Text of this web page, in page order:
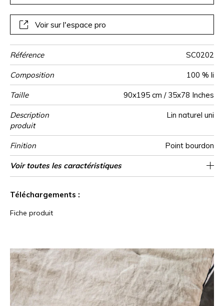
Voir sur l'espace pro
Référence SC0202
Composition 100 % li
Taille 90x195 cm / 35x78 Inches
Description
produit
Lin naturel uni
Finition Point bourdon
Entretien
Pays d'origine Tunisie
Garnissage 100 % pes - 250g/m²
Voir toutes les caractéristiques
Téléchargements :
Fiche produit